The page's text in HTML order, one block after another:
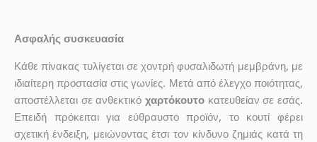
Ασφαλής συσκευασία
Κάθε πίνακας τυλίγεται σε χοντρή φυσαλιδωτή μεμβράνη, με
ιδιαίτερη προστασία στις γωνίες. Μετά από έλεγχο ποιότητας,
αποστέλλεται σε ανθεκτικό χαρτόκουτο κατευθείαν σε εσάς.
Επειδή πρόκειται για εύθραυστο προϊόν, το κουτί φέρει
σχετική ένδειξη, μειώνοντας έτσι τον κίνδυνο ζημιάς κατά τη